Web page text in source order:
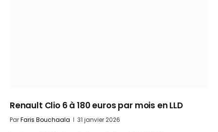
Renault Clio 6 à 180 euros par mois en LLD
ParFaris Bouchaala 31 janvier 2026